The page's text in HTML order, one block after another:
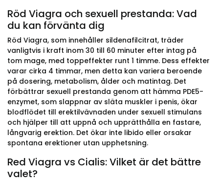
Röd Viagra och sexuell prestanda: Vad
du kan förvänta dig
Röd Viagra, som innehåller sildenafilcitrat, träder
vanligtvis i kraft inom 30 till 60 minuter efter intag på
tom mage, med toppeffekter runt 1 timme. Dess effekter
varar cirka 4 timmar, men detta kan variera beroende
på dosering, metabolism, ålder och matintag. Det
förbättrar sexuell prestanda genom att hämma PDE5-
enzymet, som slappnar av släta muskler i penis, ökar
blodflödet till erektilvävnaden under sexuell stimulans
och hjälper till att uppnå och upprätthålla en fastare,
långvarig erektion. Det ökar inte libido eller orsakar
spontana erektioner utan upphetsning.
Red Viagra vs Cialis: Vilket är det bättre
valet?